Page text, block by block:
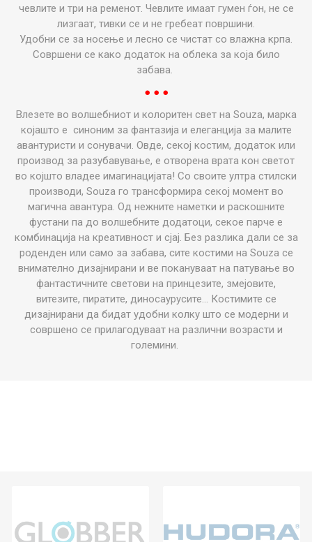
чевлите и три на ременот. Чевлите имаат гумен ѓон, не се
лизгаат, тивки се и не гребеат површини.
Удобни се за носење и лесно се чистат со влажна крпа.
Совршени се како додаток на облека за која било
забава.
● ● ●
Влезете во волшебниот и колоритен свет на Souza, марка
којашто е синоним за фантазија и елеганција за малите
авантуристи и сонувачи. Овде, секој костим, додаток или
производ за разубавување, е отворена врата кон светот
во којшто владее имагинацијата! Со своите ултра стилски
производи, Souza го трансформира секој момент во
магична авантура. Од нежните наметки и раскошните
фустани па до волшебните додатоци, секое парче е
комбинација на креативност и сјај. Без разлика дали се за
роденден или само за забава, сите костими на Souza се
внимателно дизајнирани и ве покануваат на патување во
фантастичните светови на принцезите, змејовите,
витезите, пиратите, диносаурусите... Костимите се
дизајнирани да бидат удобни колку што се модерни и
совршено се прилагодуваат на различни возрасти и
големини.